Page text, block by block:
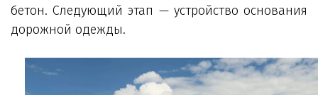
бетон. Следующий этап — устройство основания
дорожной одежды.